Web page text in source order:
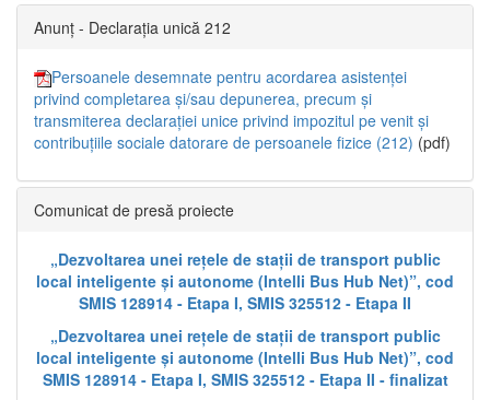
Anunț - Declarația unică 212
Persoanele desemnate pentru acordarea asistenței
privind completarea și/sau depunerea, precum și
transmiterea declarației unice privind impozitul pe venit și
contribuțiile sociale datorare de persoanele fizice (212) (pdf)
Comunicat de presă proiecte
„Dezvoltarea unei rețele de stații de transport public
local inteligente și autonome (Intelli Bus Hub Net)”, cod
SMIS 128914 - Etapa I, SMIS 325512 - Etapa II
„Dezvoltarea unei rețele de stații de transport public
local inteligente și autonome (Intelli Bus Hub Net)”, cod
SMIS 128914 - Etapa I, SMIS 325512 - Etapa II - finalizat